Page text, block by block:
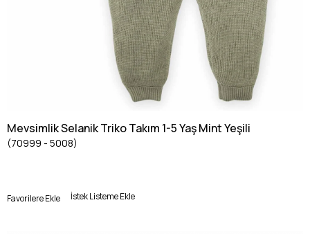
Mevsimlik Selanik Triko Takım 1-5 Yaş Mint Yeşili
(70999 - 5008)
Favorilere Ekle İstek Listeme Ekle